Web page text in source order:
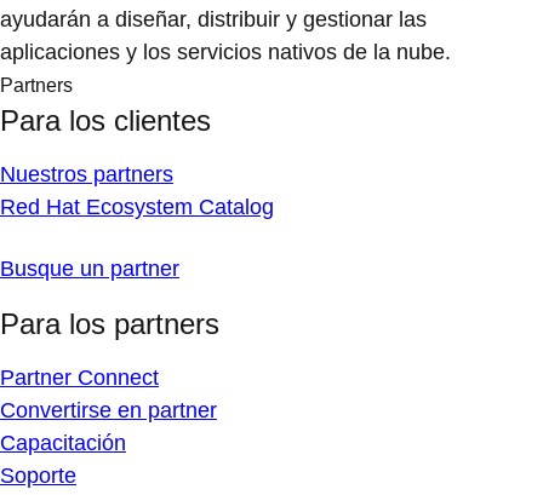
ayudarán a diseñar, distribuir y gestionar las
aplicaciones y los servicios nativos de la nube.
Partners
Para los clientes
Nuestros partners
Red Hat Ecosystem Catalog
Busque un partner
Para los partners
Partner Connect
Convertirse en partner
Capacitación
Soporte